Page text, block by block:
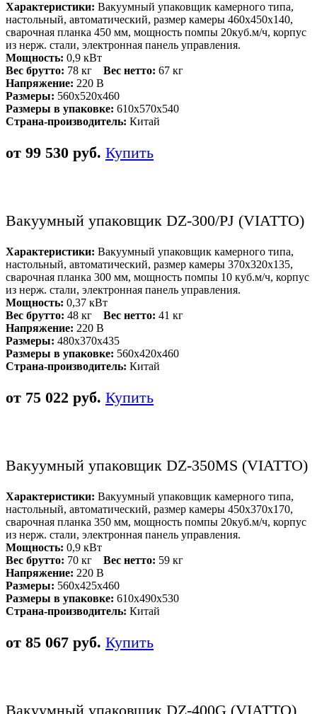
Характеристики: Вакуумный упаковщик камерного типа,
настольный, автоматический, размер камеры 460x450x140,
сварочная планка 450 мм, мощность помпы 20куб.м/ч, корпус
из нерж. стали, электронная панель управления.
Мощность: 0,9 кВт
Вес брутто: 78 кг Вес нетто: 67 кг
Напряжение: 220 В
Размеры: 560x520x460
Размеры в упаковке: 610х570х540
Страна-производитель: Китай
от 99 530 руб. Купить
Вакуумный упаковщик DZ-300/PJ (VIATTO)
Характеристики: Вакуумный упаковщик камерного типа,
настольный, автоматический, размер камеры 370х320х135,
сварочная планка 300 мм, мощность помпы 10 куб.м/ч, корпус
из нерж. стали, электронная панель управления.
Мощность: 0,37 кВт
Вес брутто: 48 кг Вес нетто: 41 кг
Напряжение: 220 В
Размеры: 480x370x435
Размеры в упаковке: 560х420х460
Страна-производитель: Китай
от 75 022 руб. Купить
Вакуумный упаковщик DZ-350MS (VIATTO)
Характеристики: Вакуумный упаковщик камерного типа,
настольный, автоматический, размер камеры 450х370х170,
сварочная планка 350 мм, мощность помпы 20куб.м/ч, корпус
из нерж. стали, электронная панель управления.
Мощность: 0,9 кВт
Вес брутто: 70 кг Вес нетто: 59 кг
Напряжение: 220 В
Размеры: 560x425x460
Размеры в упаковке: 610х490х530
Страна-производитель: Китай
от 85 067 руб. Купить
Вакуумный упаковщик DZ-400G (VIATTO)